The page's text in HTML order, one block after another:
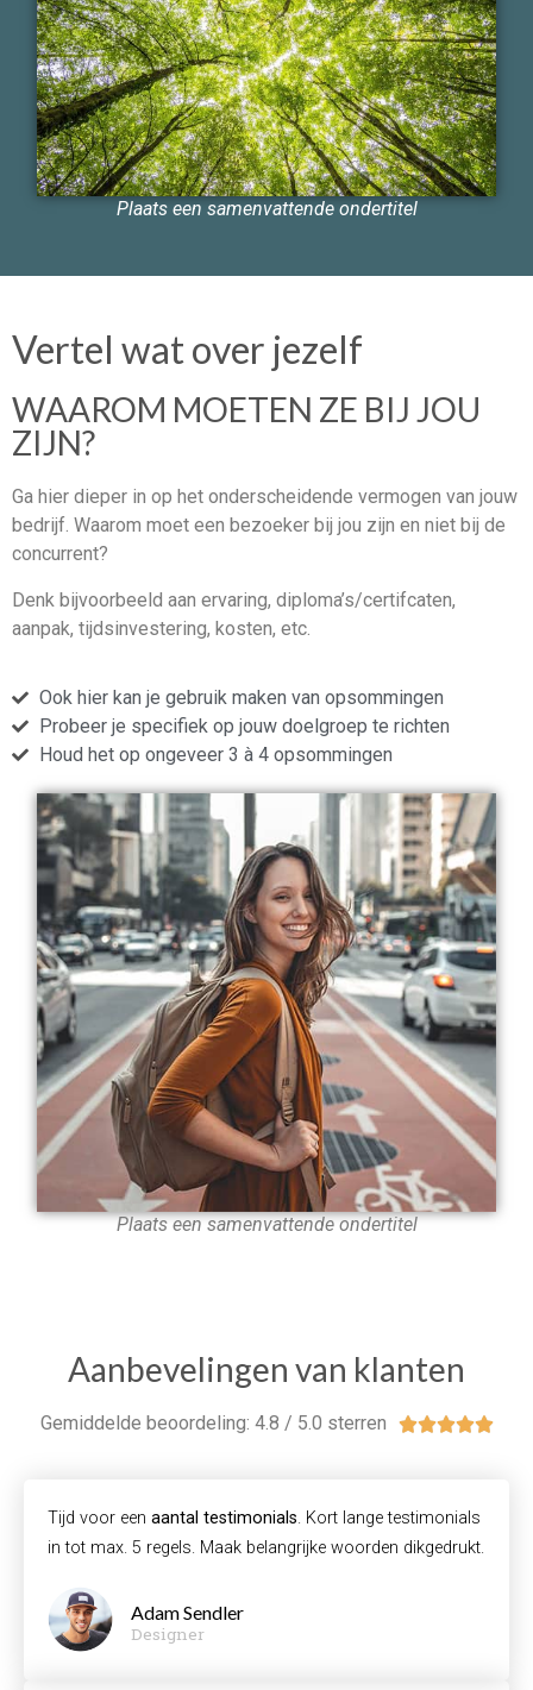
Plaats een samenvattende ondertitel
Plaats een samenvattende ondertitel
Vertel wat over jezelf
WAAROM MOETEN ZE BIJ JOU
ZIJN?
Ga hier dieper in op het onderscheidende vermogen van jouw
bedrijf. Waarom moet een bezoeker bij jou zijn en niet bij de
concurrent?
Denk bijvoorbeeld aan ervaring, diploma’s/certifcaten,
aanpak, tijdsinvestering, kosten, etc.
Ook hier kan je gebruik maken van opsommingen
Probeer je specifiek op jouw doelgroep te richten
Houd het op ongeveer 3 à 4 opsommingen
Aanbevelingen van klanten
Gemiddelde beoordeling: 4.8 / 5.0 sterren 
Tijd voor een aantal testimonials. Kort lange testimonials
in tot max. 5 regels. Maak belangrijke woorden dikgedrukt.
Adam Sendler
Designer